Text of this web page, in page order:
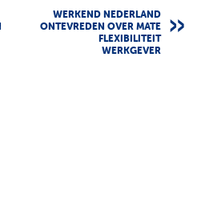
WERKEND NEDERLAND
ONTEVREDEN OVER MATE
FLEXIBILITEIT
WERKGEVER